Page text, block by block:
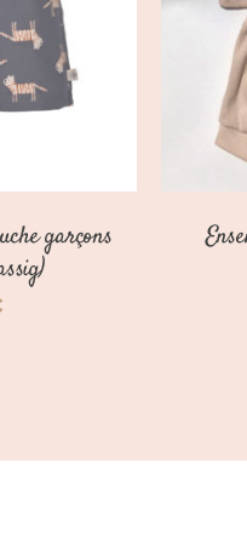
A
PLUSIEURS
VARIATIONS.
LES
OPTIONS
CHOISIES
LA
PAGE
garçons